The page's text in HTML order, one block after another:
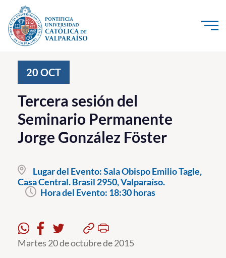
Click acá para ir directamente al contenido
Investigación, Creación e Innovación
PUCV Internacional
Vinculación con el Medio
Pregrado
Postgrado
Formación Continua
20 OCT
Tercera sesión del
Seminario Permanente
Jorge González Föster
Lugar del Evento:Sala Obispo Emilio Tagle,
Casa Central. Brasil 2950, Valparaíso.
Hora del Evento: 18:30 horas
Martes 20 de octubre de 2015